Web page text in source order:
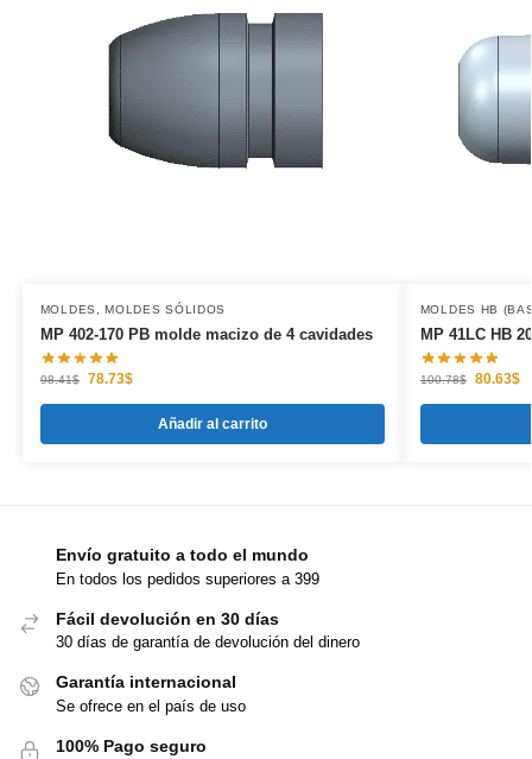
MOLDES ,MOLDES SÓLIDOS
MP 402-170 PB molde macizo de 4 cavidades
98.41$ 78.73$
Añadir al carrito
MOLDES HB
MP 41LC HB
100.78$ 80.63$
Envío gratuito a todo el mundo
En todos los pedidos superiores a 399
Fácil devolución en 30 días
30 días de garantía de devolución del dinero
Garantía internacional
Se ofrece en el país de uso
100% Pago seguro